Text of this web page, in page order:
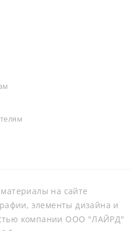
на сайте
элементы дизайна и
компании ООО "ЛАЙРД"